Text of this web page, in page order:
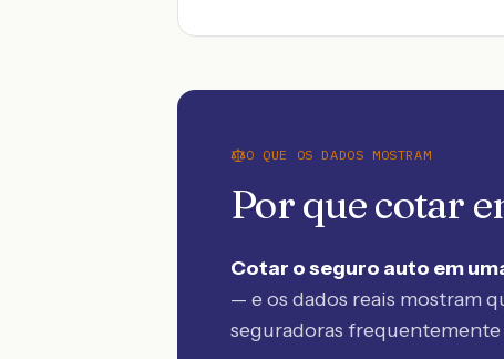
O QUE OS DADOS MOSTRAM
Por que cotar
Cotar o seguro auto em
— e os dados reais mostram
seguradoras frequentemente